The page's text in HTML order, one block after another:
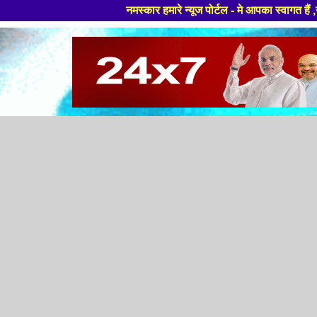
नमस्कार हमारे न्यूज पोर्टल - मे आपका स्वागत हैं ,यहाँ आपको